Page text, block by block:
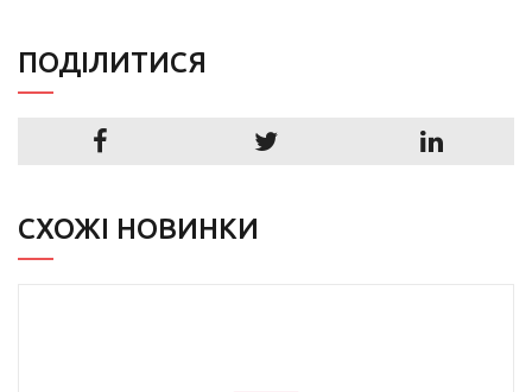
ПОДIЛИТИСЯ
СХОЖІ НОВИНКИ